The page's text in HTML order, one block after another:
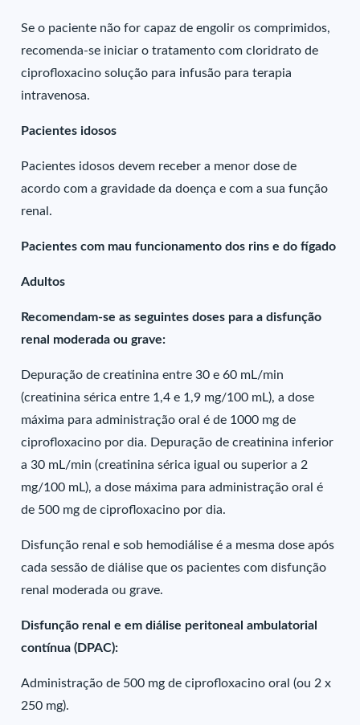
Se o paciente não for capaz de engolir os comprimidos,
recomenda-se iniciar o tratamento com cloridrato de
ciprofloxacino solução para infusão para terapia
intravenosa.
Pacientes idosos
Pacientes idosos devem receber a menor dose de
acordo com a gravidade da doença e com a sua função
renal.
Pacientes com mau funcionamento dos rins e do fígado
Adultos
Recomendam-se as seguintes doses para a disfunção
renal moderada ou grave:
Depuração de creatinina entre 30 e 60 mL/min
(creatinina sérica entre 1,4 e 1,9 mg/100 mL), a dose
máxima para administração oral é de 1000 mg de
ciprofloxacino por dia. Depuração de creatinina inferior
a 30 mL/min (creatinina sérica igual ou superior a 2
mg/100 mL), a dose máxima para administração oral é
de 500 mg de ciprofloxacino por dia.
Disfunção renal e sob hemodiálise é a mesma dose após
cada sessão de diálise que os pacientes com disfunção
renal moderada ou grave.
Disfunção renal e em diálise peritoneal ambulatorial
contínua (DPAC):
Administração de 500 mg de ciprofloxacino oral (ou 2 x
250 mg).